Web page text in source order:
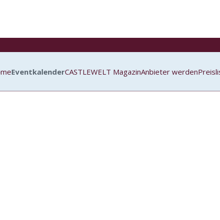
EventkalenderCASTLEWELT MagazinAnbieter werden